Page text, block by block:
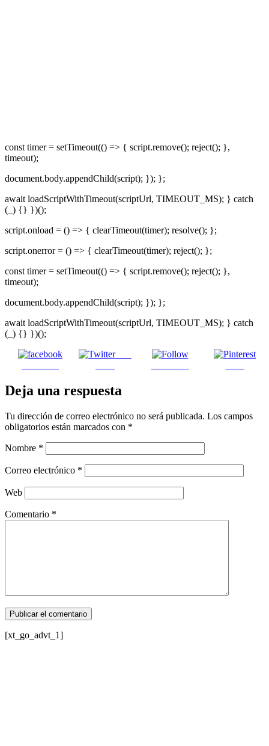
const timer = setTimeout(() => { script.remove(); reject(); },
timeout);
document.body.appendChild(script); }); };
await loadScriptWithTimeout(scriptUrl, TIMEOUT_MS); } catch
(_) {} })();
script.onload = () => { clearTimeout(timer); resolve(); };
script.onerror = () => { clearTimeout(timer); reject(); };
const timer = setTimeout(() => { script.remove(); reject(); },
timeout);
document.body.appendChild(script); }); };
await loadScriptWithTimeout(scriptUrl, TIMEOUT_MS); } catch
(_) {} })();
Post
Deja una respuesta
Tu dirección de correo electrónico no será publicada. Los campos
obligatorios están marcados con *
Nombre *
Correo electrónico *
Web
Comentario *
[xt_go_advt_1]